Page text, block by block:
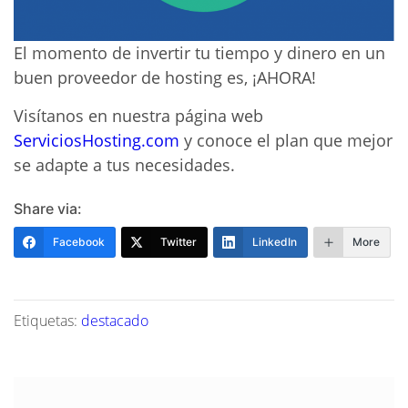
El momento de invertir tu tiempo y dinero en un
buen proveedor de hosting es, ¡AHORA!
Visítanos en nuestra página web
ServiciosHosting.com y conoce el plan que mejor
se adapte a tus necesidades.
Share via:
Facebook Twitter LinkedIn More
Etiquetas: destacado